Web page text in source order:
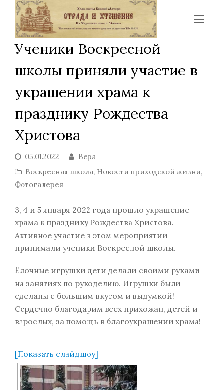
Ученики Воскресной
школы приняли участие в
украшении храма к
празднику Рождества
Христова
05.01.2022
Вера
Воскресная школа, Новости приходской жизни,
Фотогалерея
3, 4 и 5 января 2022 года прошло украшение
храма к празднику Рождества Христова.
Активное участие в этом мероприятии
принимали ученики Воскресной школы.
Ёлочные игрушки дети делали своими руками
на занятиях по рукоделию. Игрушки были
сделаны с большим вкусом и выдумкой!
Сердечно благодарим всех прихожан, детей и
взрослых, за помощь в благоукрашении храма!
[Показать слайдшоу]